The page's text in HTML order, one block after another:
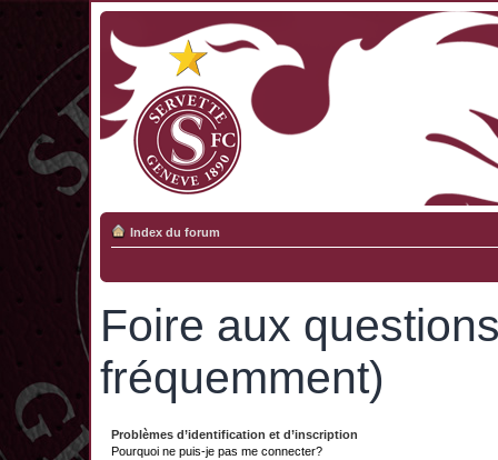
Index du forum
Foire aux
fréquemment)
Problèmes d’identification et d’inscription
Pourquoi ne puis-je pas me connecter?